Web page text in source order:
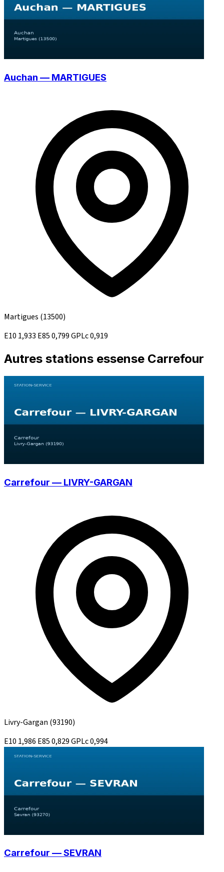
Auchan — MARTIGUES
Martigues (13500)
E10 1,933 E850,799GPLc0,919
Autres stations essense Carrefour
Carrefour — LIVRY-GARGAN
Livry-Gargan (93190)
E10 1,986 E850,829GPLc0,994
Carrefour — SEVRAN